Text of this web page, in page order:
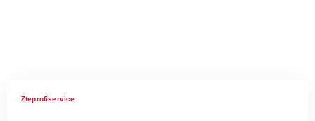
Zteprofiservice